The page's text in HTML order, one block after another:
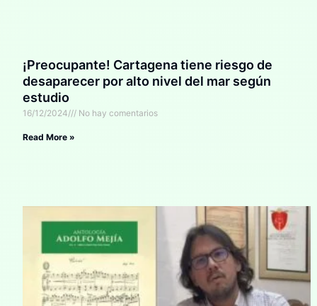
¡Preocupante! Cartagena tiene riesgo de
desaparecer por alto nivel del mar según
estudio
16/12/2024 No hay comentarios
Read More »